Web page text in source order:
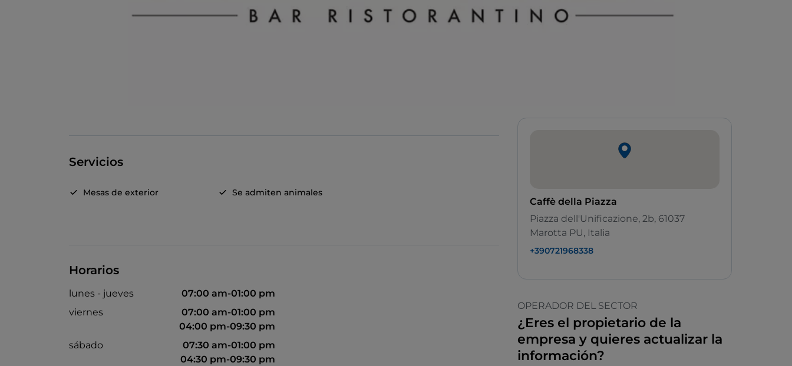
Servicios
Mesas de exterior Se admiten animales
Horarios
lunes - jueves
07:00 am-01:00 pm
viernes
07:00 am-01:00 pm
04:00 pm-09:30 pm
sábado
07:30 am-01:00 pm
04:30 pm-09:30 pm
Caffè della Piazza
Piazza dell'Unificazione, 2b, 61037
Marotta PU, Italia
+390721968338
OPERADOR DEL SECTOR
¿Eres el propietario de la
empresa y quieres actualizar la
información?